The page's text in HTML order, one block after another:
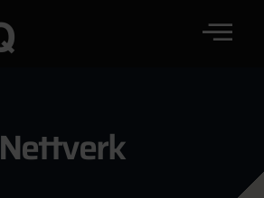
Nettverk